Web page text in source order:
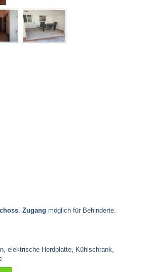
Zugang möglich für Behinderte.
elektrische Herdplatte, Kühlschrank,